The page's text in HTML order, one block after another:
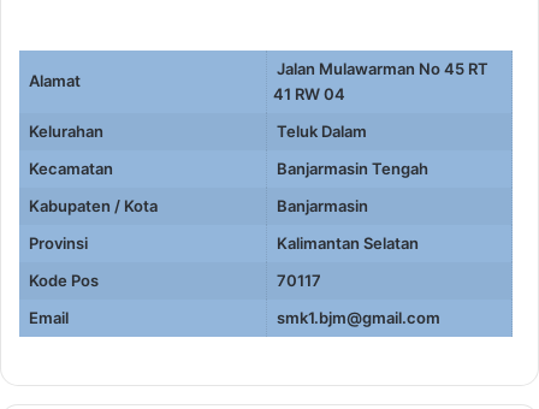
Alamat
Jalan Mulawarman No 45 RT
41 RW 04
Kelurahan
Teluk Dalam
Kecamatan
Banjarmasin Tengah
Kabupaten / Kota
Banjarmasin
Provinsi
Kalimantan Selatan
Kode Pos
70117
Email
smk1.bjm@gmail.com